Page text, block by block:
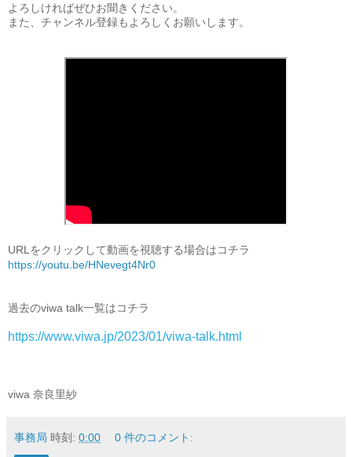
よろしければぜひお聞きください。
また、チャンネル登録もよろしくお願いします。
URLをクリックして動画を視聴する場合はコチラ
https://youtu.be/HNevegt4Nr0
過去のviwa talk一覧はコチラ
https://www.viwa.jp/2023/01/viwa-talk.html
viwa 奈良里紗
事務局 時刻: 0:00 0 件のコメント: